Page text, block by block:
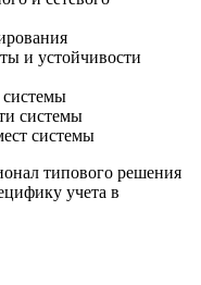
и устойчивости
системы
системы
системы
типового решения
учета в